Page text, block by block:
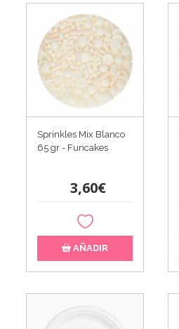
Sprinkles Mix Blanco
65 gr - Funcakes
3,60€
AÑADIR